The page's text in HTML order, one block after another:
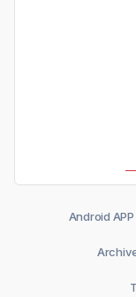
Android APP